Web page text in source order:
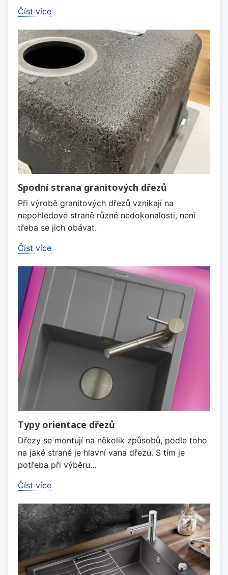
Číst více
Spodní strana granitových dřezů
Při výrobě granitových dřezů vznikají na
nepohledové straně různé nedokonalosti, není
třeba se jich obávat.
Číst více
Typy orientace dřezů
Dřezy se montují na několik způsobů, podle toho
na jaké straně je hlavní vana dřezu. S tím je
potřeba při výběru...
Číst více